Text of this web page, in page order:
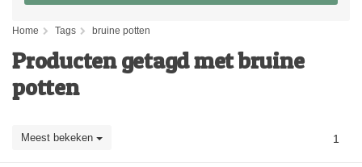
Home Tags bruine potten
Producten getagd met bruine
potten
Meest bekeken 1